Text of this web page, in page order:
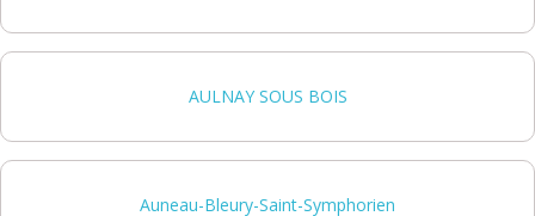
AULNAY SOUS BOIS
Auneau-Bleury-Saint-Symphorien